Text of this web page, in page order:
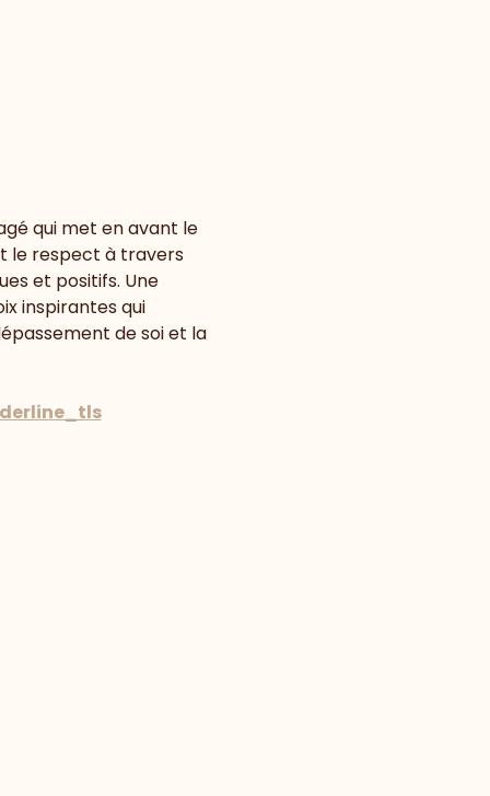
qui met en avant le
le respect à travers
et positifs. Une
inspirantes qui
de soi et la